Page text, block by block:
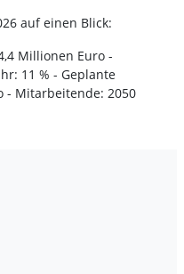
auf einen Blick:
Millionen Euro -
11 % - Geplante
- Mitarbeitende: 2050